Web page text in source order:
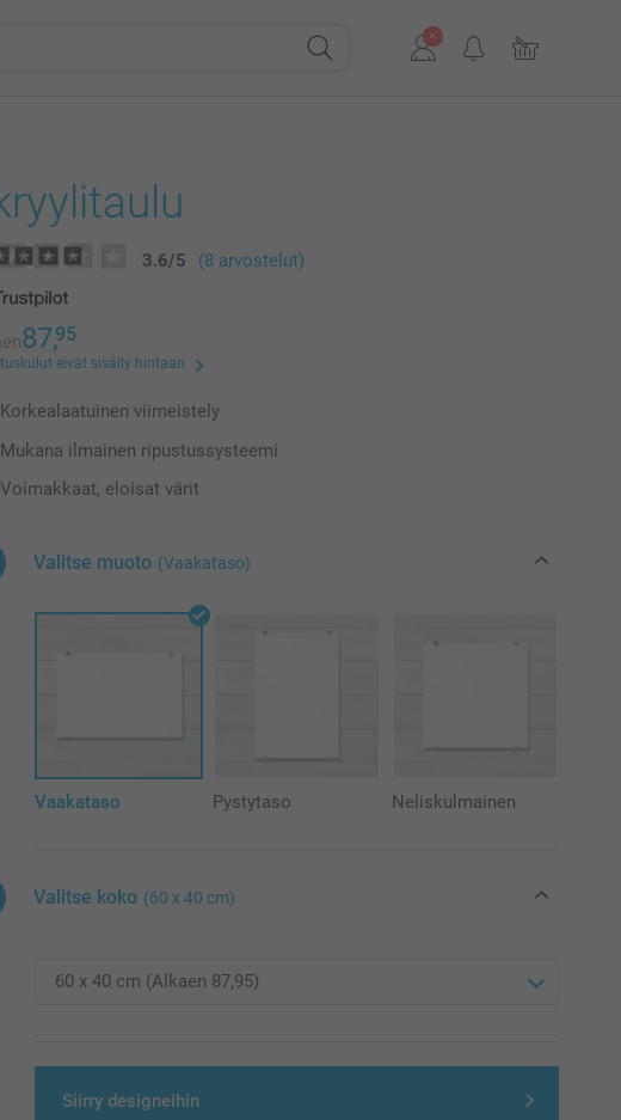
3.6/5 (8 arvostelut)
87,95
eivät sisälly hintaan
Korkealaatuinen viimeistely
Mukana ilmainen ripustussysteemi
Voimakkaat, eloisat värit
Valitse muoto (Vaakataso)
Vaakataso Pystytaso Neliskulmainen
Valitse koko (60 x 40 cm)
Siirry designeihin